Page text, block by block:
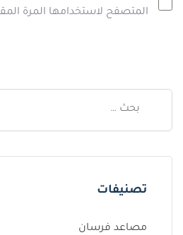
المتصفح لاستخدامها المرة
تصنيفات
مصاعد فرسان